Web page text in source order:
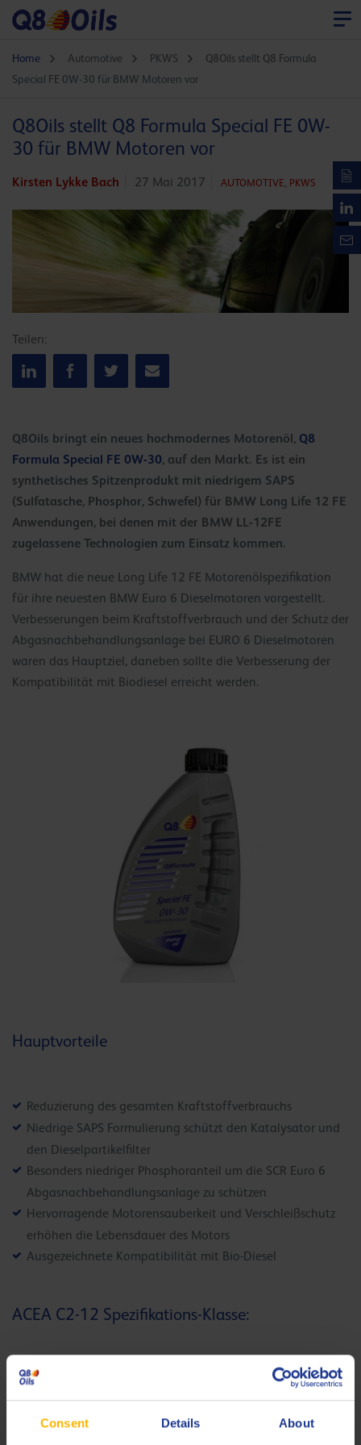
Consent Details About
Home Automotive PKWS
Q8Oils stellt Q8 Formula
Special FE 0W-30 für BMW Motoren vor
Q8Oils stellt Q8 Formula Special FE 0W-
30 für BMW Motoren vor
Kirsten Lykke Bach 27 Mai 2017 AUTOMOTIVE, PKWS
Teilen:
Q8Oils bringt ein neues hochmodernes Motorenöl, Q8
Formula Special FE 0W-30, auf den Markt. Es ist ein
synthetisches Spitzenprodukt mit niedrigem SAPS
(Sulfatasche, Phosphor, Schwefel) für BMW Long Life 12 FE
Anwendungen, bei denen mit der BMW LL-12FE
zugelassene Technologien zum Einsatz kommen.
BMW hat die neue Long Life 12 FE Motorenölspezifikation
für ihre neuesten BMW Euro 6 Dieselmotoren vorgestellt.
Verbesserungen beim Kraftstoffverbrauch und der Schutz der
Abgasnachbehandlungsanlage bei EURO 6 Dieselmotoren
waren das Hauptziel, daneben sollte die Verbesserung der
Kompatibilität mit Biodiesel erreicht werden.
Hauptvorteile
Reduzierung des gesamten Kraftstoffverbrauchs
Niedrige SAPS Formulierung schützt den Katalysator und
den Dieselpartikelfilter
Besonders niedriger Phosphoranteil um die SCR Euro 6
Abgasnachbehandlungsanlage zu schützen
Hervorragende Motorensauberkeit und Verschleißschutz
erhöhen die Lebensdauer des Motors
Ausgezeichnete Kompatibilität mit Bio-Diesel
ACEA C2-12 Spezifikations-Klasse:
Q8 Formula Special FE 0W-30 erfüllt die
ACEA C2-
12Anforderungen. BMW hat die harnstoffbasierte SCR-
Erstausrüster, für ihre Euro 6 Dieselmotoren übernommen,